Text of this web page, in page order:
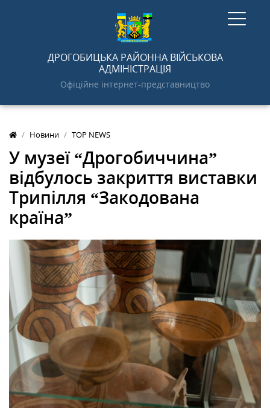
ДРОГОБИЦЬКА РАЙОННА ВІЙСЬКОВА
АДМІНІСТРАЦІЯ
Офіційне інтернет-представництво
Новини TOP NEWS
У музеї “Дрогобиччина”
відбулось закриття виставки
Трипілля “Закодована
країна”
ГОЛОВНА
АДМІНІСТРАЦІЯ
ПРО РАЙОН
ДОКУМЕНТИ
ГРОМАДСЬКОСТІ
МІЖНАРОДНА СПІВПРАЦЯ
ТУРИСТУ
МЕДІА